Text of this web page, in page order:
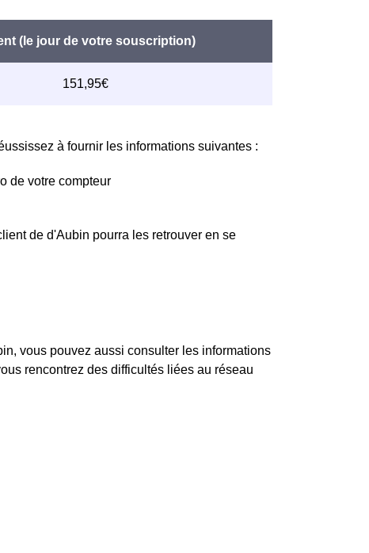
à fournir les informations suivantes :
de votre compteur
de d'Aubin pourra les retrouver en se
vous pouvez aussi consulter les informations
rencontrez des difficultés liées au réseau